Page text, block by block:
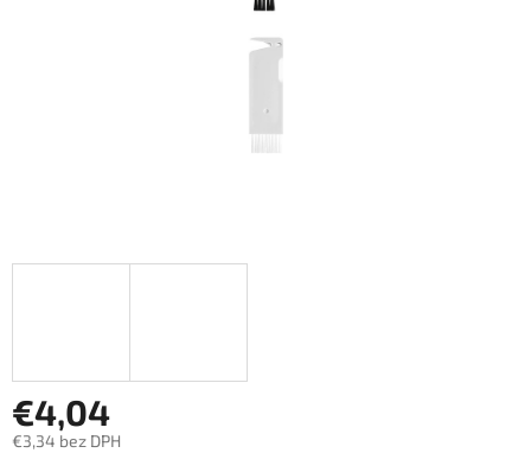
€4,04
€3,34 bez DPH